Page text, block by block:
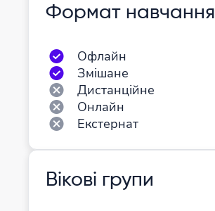
Формат навчання
Офлайн
Змішане
Дистанційне
Онлайн
Екстернат
Вікові групи